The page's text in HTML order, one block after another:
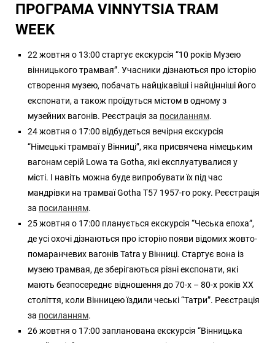
ПРОГРАМА VINNYTSIA TRAM
WEEK
22 жовтня о 13:00 стартує екскурсія “10 років Музею
вінницького трамвая”. Учасники дізнаються про історію
створення музею, побачать найцікавіші і найцінніші його
експонати, а також проїдуться містом в одному з
музейних вагонів. Реєстрація за посиланням.
24 жовтня о 17:00 відбудеться вечірня екскурсія
“Німецькі трамваї у Вінниці”, яка присвячена німецьким
вагонам серій Lowa та Gotha, які експлуатувалися у
місті. І навіть можна буде випробувати їх під час
мандрівки на трамваї Gotha T57 1957-го року. Реєстрація
за посиланням.
25 жовтня о 17:00 планується екскурсія “Чеська епоха”,
де усі охочі дізнаються про історію появи відомих жовто-
помаранчевих вагонів Tatra у Вінниці. Стартує вона із
музею трамвая, де зберігаються різні експонати, які
мають безпосереднє відношення до 70-х – 80-х років XX
століття, коли Вінницею їздили чеські “Татри”. Реєстрація
за посиланням.
26 жовтня о 17:00 запланована екскурсія “Вінницька